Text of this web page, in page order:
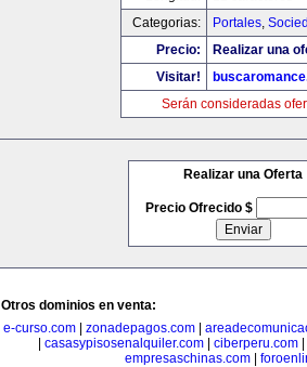
Categorias:
Portales,
Precio:
Realizar una
Visitar!
Serán consideradas
Realizar una Oferta
Precio Ofrecido $
Otros dominios en venta:
e-curso.com| zonadepagos.com|
casasypisosenalquiler.com ciberperu.com
empresaschinas.com|